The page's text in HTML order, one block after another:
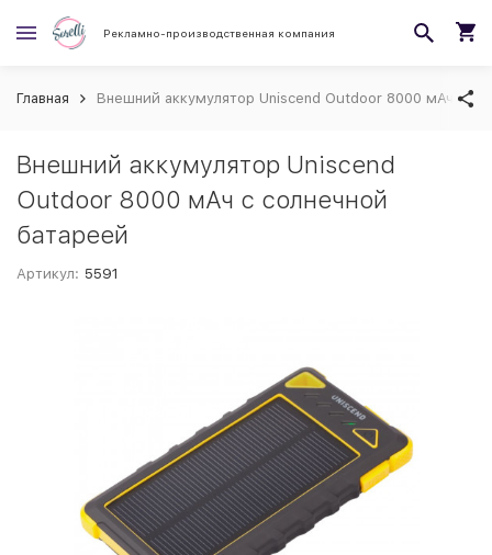
Рекламно-производственная компания
Главная Внешний аккумулятор Uniscend Outdoor 8000 мАч с
Внешний аккумулятор Uniscend
Outdoor 8000 мАч с солнечной
батареей
Артикул: 5591